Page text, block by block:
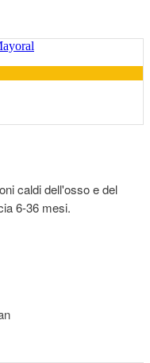
caldi dell'osso e del
6-36 mesi.